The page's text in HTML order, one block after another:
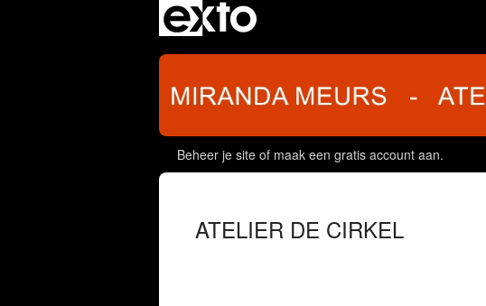
Beheer je site of maak een gratis account aan.
ATELIER DE CIRKEL